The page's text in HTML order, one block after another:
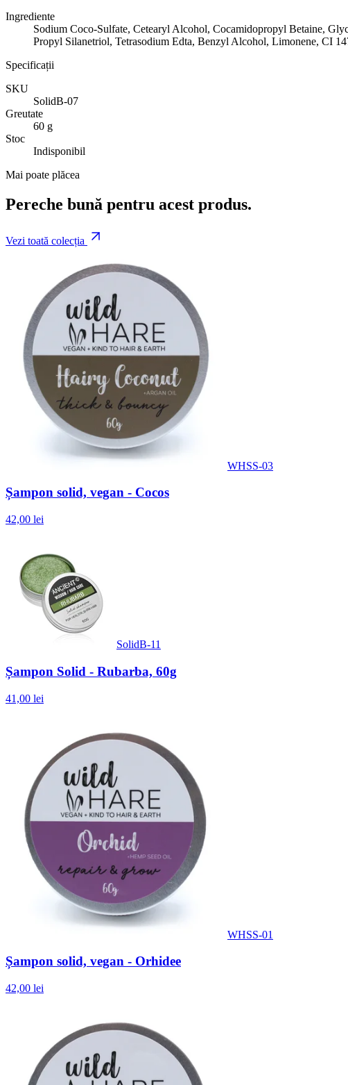
Ingrediente
Sodium Coco-Sulfate, Cetearyl Alcohol, Cocamidopropyl Betaine,
Propyl Silanetriol, Tetrasodium Edta, Benzyl Alcohol, Limonene, CI
Specificații
SKU
SolidB-07
Greutate
60 g
Stoc
Indisponibil
Mai poate plăcea
Pereche bună pentru acest produs.
Vezi toată colecția
WHSS-03
Șampon solid, vegan - Cocos
42,00 lei
SolidB-11
Șampon Solid - Rubarba, 60g
41,00 lei
WHSS-01
Șampon solid, vegan - Orhidee
42,00 lei